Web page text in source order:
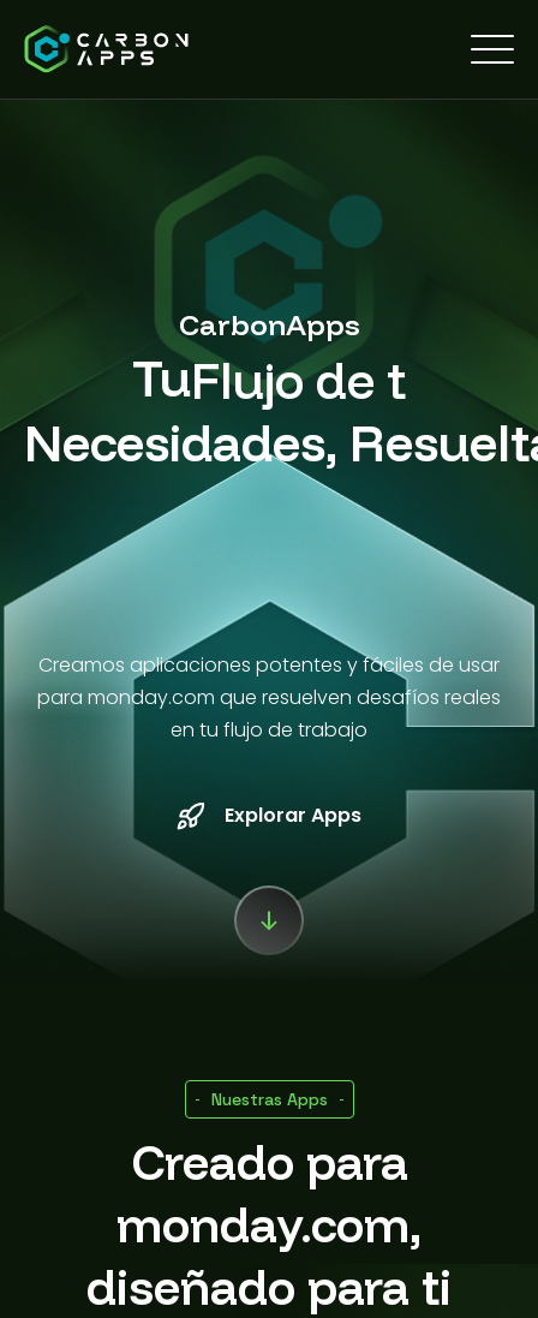
CarbonApps
TuO
Necesidades,
Creamos aplicaciones potentes y fáciles de usar
para monday.com que resuelven desafíos reales
en tu flujo de trabajo
Explorar Apps
Nuestras Apps
Creado para
monday.com,
diseñado para ti